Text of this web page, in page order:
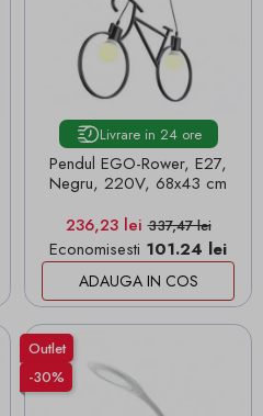
Livrare in 24 ore
Pendul EGO-Rower, E27,
Negru, 220V, 68x43 cm
Pret
236,23 leiPret de baza
337,47 lei
Economisesti 101.24 lei
ADAUGA IN COS
Outlet
-30%